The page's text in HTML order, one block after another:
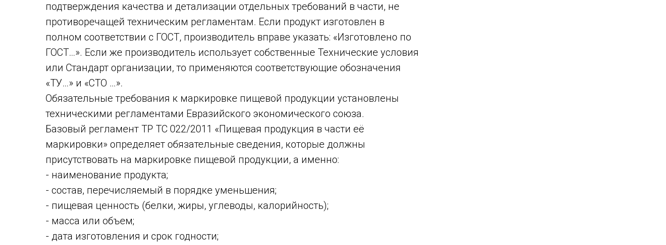
подтверждения качества и детализации отдельных требований в части, не
противоречащей техническим регламентам. Если продукт изготовлен в
полном соответствии с ГОСТ, производитель вправе указать: «Изготовлено по
ГОСТ…». Если же производитель использует собственные Технические условия
или Стандарт организации, то применяются соответствующие обозначения
«ТУ…» и «СТО …».
Обязательные требования к маркировке пищевой продукции установлены
техническими регламентами Евразийского экономического союза.
Базовый регламент ТР ТС 022/2011 «Пищевая продукция в части её
маркировки» определяет обязательные сведения, которые должны
присутствовать на маркировке пищевой продукции, а именно:
- наименование продукта;
- состав, перечисляемый в порядке уменьшения;
- пищевая ценность (белки, жиры, углеводы, калорийность);
- масса или объем;
- дата изготовления и срок годности;